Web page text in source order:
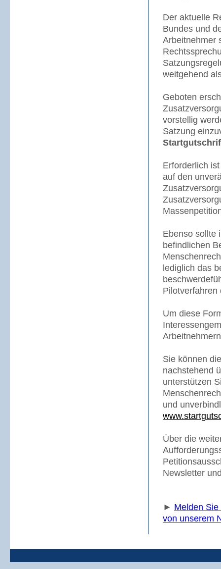
Der aktuelle
Bundes und
Arbeitnehmer
weitgehend
Geboten
vorstellig
Satzung
Erforderlich
auf den
Ebenso sollte
befindlichen
lediglich das
Pilotverfahren
Um diese
Sie können
nachstehend
unterstützen
und
Über die
Newsletter
► Melden
von unserem